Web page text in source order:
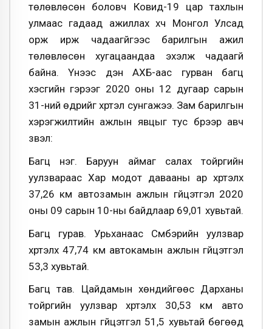
төлөвлөсөн боловч Ковид-19 цар тахлын
улмаас гадаад ажиллах хүч Монгол Улсад
орж ирж чадаагүйгээс барилгын ажил
төлөвлөсөн хугацаандаа эхэлж чадаагүй
байна. Үүнээс үүдэн АХБ-аас гурван багц
хэсгийн гэрээг 2020 оны 12 дугаар сарын
31-ний өдрийг хүртэл сунгажээ. Зам барилгын
хэрэгжилтийн ажлын явцыг тус бүрээр авч
үзвэл:
Багц нэг. Баруун аймаг салах тойргийн
уулзвараас Хар модот давааны ар хүртэлх
37,26 км автозамын ажлын гүйцэтгэл 2020
оны 09 сарын 10-ны байдлаар 69,01 хувьтай.
Багц гурав. Урьханаас Сүмбэрийн уулзвар
хүртэлх 47,74 км автокамын ажлын гүйцэтгэл
53,3 хувьтай.
Багц тав. Цайдамын хөндийгөөс Дарханы
тойргийн уулзвар хүртэлх 30,53 км авто
замын ажлын гүйцэтгэл 51,5 хувьтай бөгөөд